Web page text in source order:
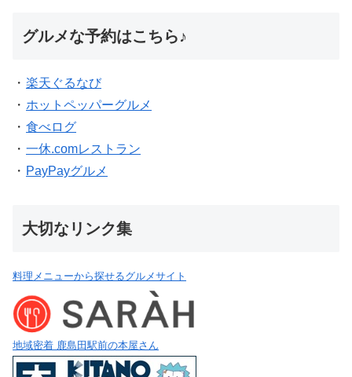
グルメな予約はこちら♪
・ 楽天ぐるなび
・ ホットペッパーグルメ
・ 食べログ
・ 一休.comレストラン
・ PayPayグルメ
大切なリンク集
料理メニューから探せるグルメサイト
地域密着 鹿島田駅前の本屋さん